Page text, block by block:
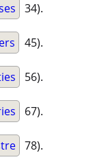
34).
45).
56).
67).
78).